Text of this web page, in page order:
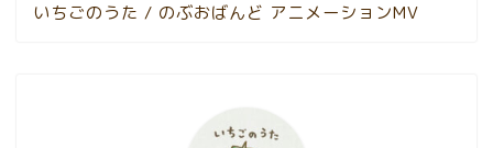
いちごのうた / のぶおばんど アニメーションMV